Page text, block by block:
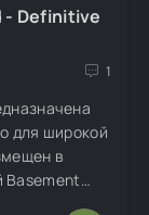
- Definitive
1
для широкой
в
Basement